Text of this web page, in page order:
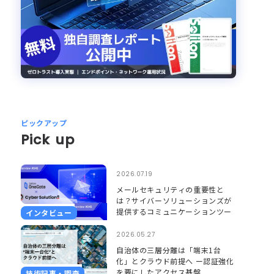
ピックアップ
Pick up
インタビュー
2026.07.19
メールセキュリティの重要性と
は？サイバーソリューションズが
提供するコミュニケーションツー
Soliton OneGate
2026.05.27
自治体の三層分離は「端末1台
化」とクラウド前提へ ー認証強化
を要にしたアクセス基盤